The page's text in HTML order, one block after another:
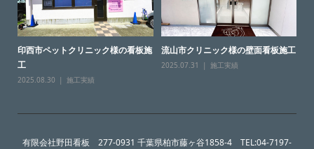
印西市ペットクリニック様の看板施
工
2025.08.30 施工実績
流山市クリニック様の壁面看板施工
2025.07.31 施工実績
有限会社野田看板 277-0931 千葉県柏市藤ヶ谷1858-4 TEL:04-7197-